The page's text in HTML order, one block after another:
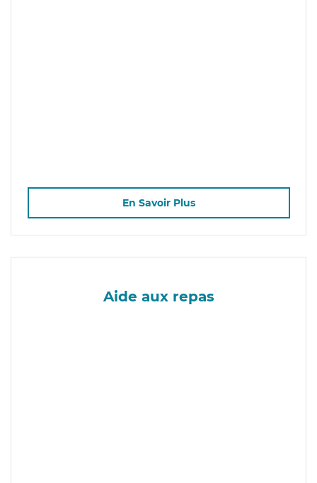
En Savoir Plus
Aide aux repas